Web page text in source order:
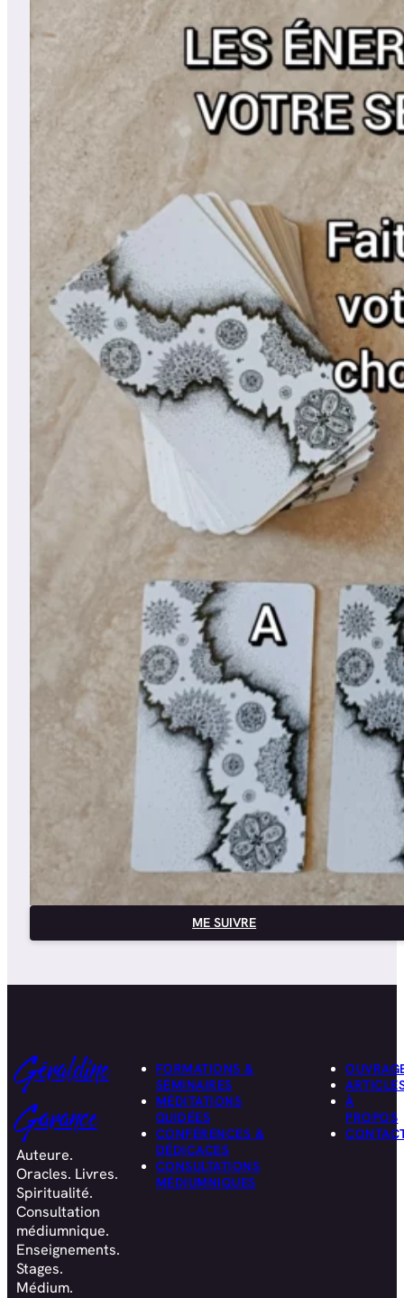
ME SUIVRE
Géraldine
Garance
Auteure.
Oracles. Livres.
Spiritualité.
Consultation
médiumnique.
Enseignements.
Stages.
Médium.
FORMATIONS &
SÉMINAIRES
MÉDITATIONS
GUIDÉES
CONFÉRENCES &
DÉDICACES
CONSULTATIONS
MÉDIUMNIQUES
À
PROPOS